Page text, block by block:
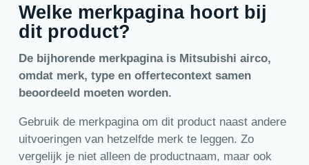
Welke merkpagina hoort bij
dit product?
De bijhorende merkpagina is Mitsubishi airco,
omdat merk, type en offertecontext samen
beoordeeld moeten worden.
Gebruik de merkpagina om dit product naast andere
uitvoeringen van hetzelfde merk te leggen. Zo
vergelijk je niet alleen de productnaam, maar ook